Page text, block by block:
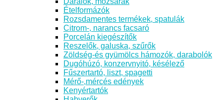
Ételformázók
Rozsdamentes termékek, spatulák
Citrom-, narancs facsaró
Porcelán kiegészítők
Reszelők, galuska, szűrők
Zöldség-és gyümölcs hámozók, darabolók
Dugóhúzó, konzervnyitó, késélező
Fűszertartó, liszt, spagetti
Mérő-,mércés edények
Kenyértartók